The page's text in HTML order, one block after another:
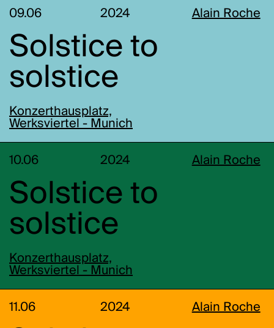
09.06 2024 Alain Roche
Solstice to
solstice
Konzerthausplatz,
Werksviertel - Munich
10.06 2024 Alain Roche
Solstice to
solstice
Konzerthausplatz,
Werksviertel - Munich
11.06 2024 Alain Roche